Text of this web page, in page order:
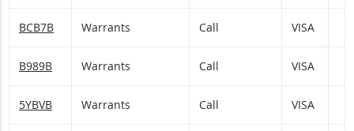
BCB7B Warrants Call VISA
B989B Warrants Call VISA
5YBVB Warrants Call VISA